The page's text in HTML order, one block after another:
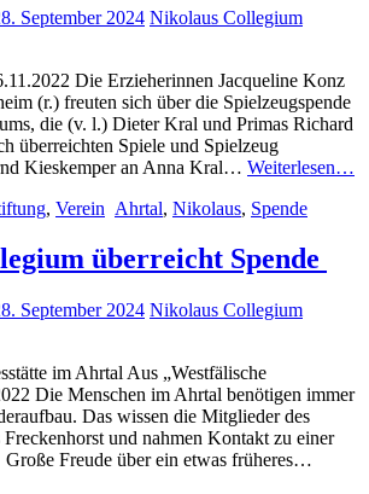
September 2024 Nikolaus Collegium
Die Erzieherinnen Jacqueline Konz
(r.) freuten sich über die Spielzeugspende
die (v. l.) Dieter Kral und Primas Richard
überreichten Spiele und Spielzeug
Kieskemper an Anna Kral… Weiterlesen…
, Verein Ahrtal, Nikolaus, Spende
überreicht Spende
September 2024 Nikolaus Collegium
im Ahrtal Aus „Westfälische
Die Menschen im Ahrtal benötigen immer
Das wissen die Mitglieder des
und nahmen Kontakt zu einer
Freude über ein etwas früheres…